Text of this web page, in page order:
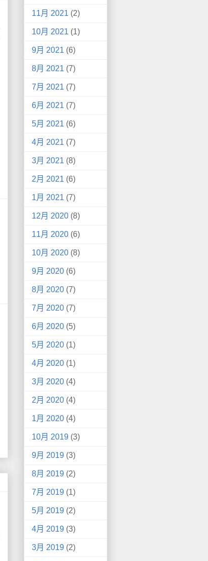
11月 2021 (2)
10月 2021 (1)
9月 2021 (6)
8月 2021 (7)
7月 2021 (7)
6月 2021 (7)
5月 2021 (6)
4月 2021 (7)
3月 2021 (8)
2月 2021 (6)
1月 2021 (7)
12月 2020 (8)
11月 2020 (6)
10月 2020 (8)
9月 2020 (6)
8月 2020 (7)
7月 2020 (7)
6月 2020 (5)
5月 2020 (1)
4月 2020 (1)
3月 2020 (4)
2月 2020 (4)
1月 2020 (4)
10月 2019 (3)
9月 2019 (3)
8月 2019 (2)
7月 2019 (1)
5月 2019 (2)
4月 2019 (3)
3月 2019 (2)